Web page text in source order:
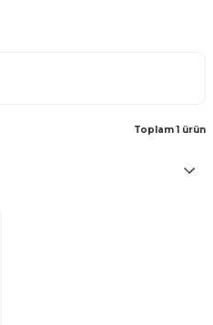
Toplam 1 ürün